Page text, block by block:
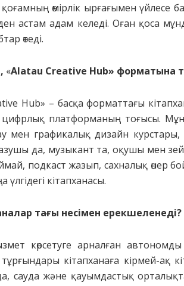
қоғамның өмірлік ырға­­ғымен
астам адам келеді. Оған қоса
өтеді.
«Alatau Creative Hub» фор­ма­тына
Hub» – басқа формат­тағы
платформаның тоғысы.
мен графикалық дизайн курстары,
да, музыкант та, оқушы мен
подкаст жазып, сахналық өнер
кітапханасы.
тағы несімен ерекшеленеді?
көрсетуге арналған
кітапханаға кірмей-ақ
сауда және қауымдастық